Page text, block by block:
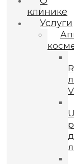
клинике
Услуги